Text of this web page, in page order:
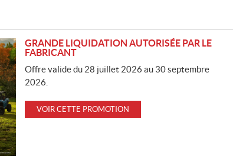
GRANDE LIQUIDATION AUTORISÉE PAR LE
FABRICANT
Offre valide du 28 juillet 2026 au 30 septembre
2026.
VOIR CETTE PROMOTION